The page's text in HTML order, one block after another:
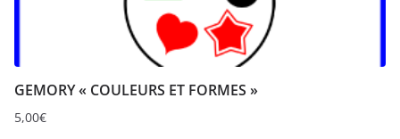
GEMORY « COULEURS ET FORMES »
5,00€